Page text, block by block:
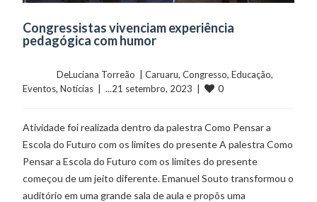
Congressistas vivenciam experiência
pedagógica com humor
	    	DeLuciana Torreão  |
Caruaru, Congresso, Educação
Eventos, Notícias
  |  ...21 setembro, 2023  |
0
Atividade foi realizada dentro da palestra Como Pensar a
Escola do Futuro com os limites do presente A palestra Como
Pensar a Escola do Futuro com os limites do presente
começou de um jeito diferente. Emanuel Souto transformou o
auditório em uma grande sala de aula e propôs uma